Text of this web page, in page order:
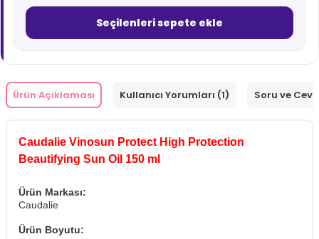
Seçilenleri sepete ekle
Ürün Açıklaması Kullanıcı Yorumları (1) Soru ve
Caudalie Vinosun Protect High Protection
Beautifying Sun Oil 150 ml
Ürün Markası:
Caudalie
Ürün Boyutu: